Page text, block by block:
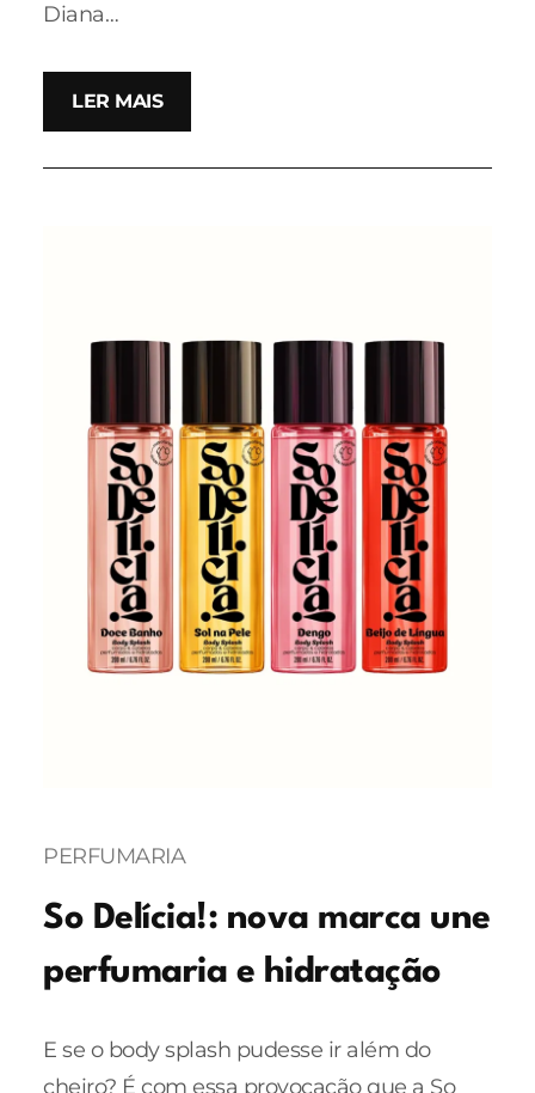
Diana…
LER MAIS
PERFUMARIA
So Delícia!: nova marca une
perfumaria e hidratação
E se o body splash pudesse ir além do
cheiro? É com essa provocação que a So